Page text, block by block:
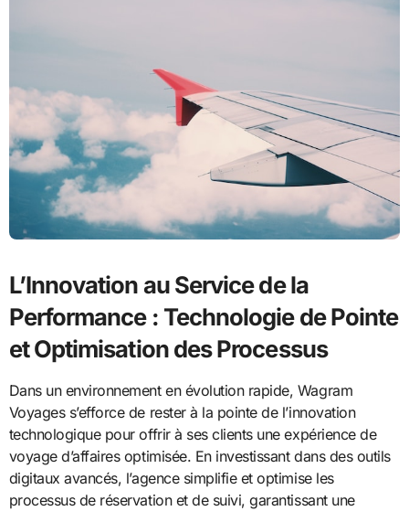
L’Innovation au Service de la
Performance : Technologie de Pointe
et Optimisation des Processus
Dans un environnement en évolution rapide, Wagram
Voyages s’efforce de rester à la pointe de l’innovation
technologique pour offrir à ses clients une expérience de
voyage d’affaires optimisée. En investissant dans des outils
digitaux avancés, l’agence simplifie et optimise les
processus de réservation et de suivi, garantissant une